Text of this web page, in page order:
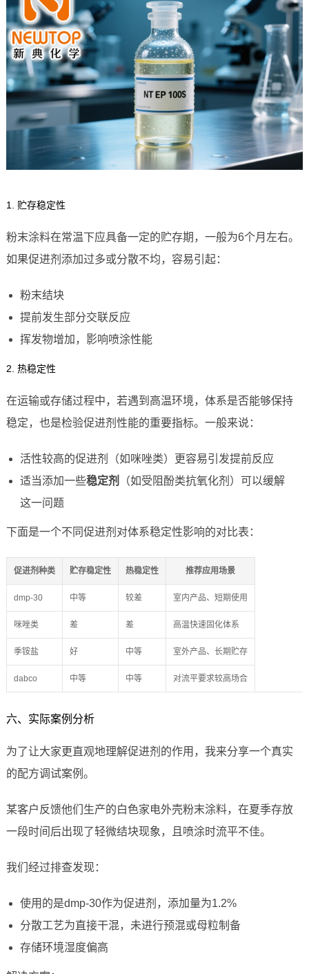
1. 贮存稳定性
粉末涂料在常温下应具备一定的贮存期，一般为6个月左右。
如果促进剂添加过多或分散不均，容易引起：
粉末结块
提前发生部分交联反应
挥发物增加，影响喷涂性能
2. 热稳定性
在运输或存储过程中，若遇到高温环境，体系是否能够保持
稳定，也是检验促进剂性能的重要指标。一般来说：
活性较高的促进剂（如咪唑类）更容易引发提前反应
适当添加一些稳定剂
（如受阻酚类抗氧化剂）可以缓解
这一问题
下面是一个不同促进剂对体系稳定性影响的对比表：
促进剂种类 贮存稳定性 热稳定性 推荐应用场景
dmp-30 中等 较差 室内产品、短期使用
咪唑类 差 差 高温快速固化体系
季铵盐 好 中等 室外产品、长期贮存
dabco 中等 中等 对流平要求较高场合
六、实际案例分析
为了让大家更直观地理解促进剂的作用，我来分享一个真实
的配方调试案例。
某客户反馈他们生产的白色家电外壳粉末涂料，在夏季存放
一段时间后出现了轻微结块现象，且喷涂时流平不佳。
我们经过排查发现：
使用的是dmp-30作为促进剂，添加量为1.2%
分散工艺为直接干混，未进行预混或母粒制备
存储环境湿度偏高